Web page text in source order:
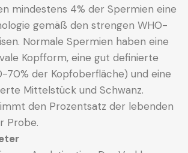
mindestens 4% der Spermien eine
gemäß den strengen WHO-
Normale Spermien haben eine
Kopfform, eine gut definierte
70% der Kopfoberfläche) und eine
Mittelstück und Schwanz.
den Prozentsatz der lebenden
Probe.